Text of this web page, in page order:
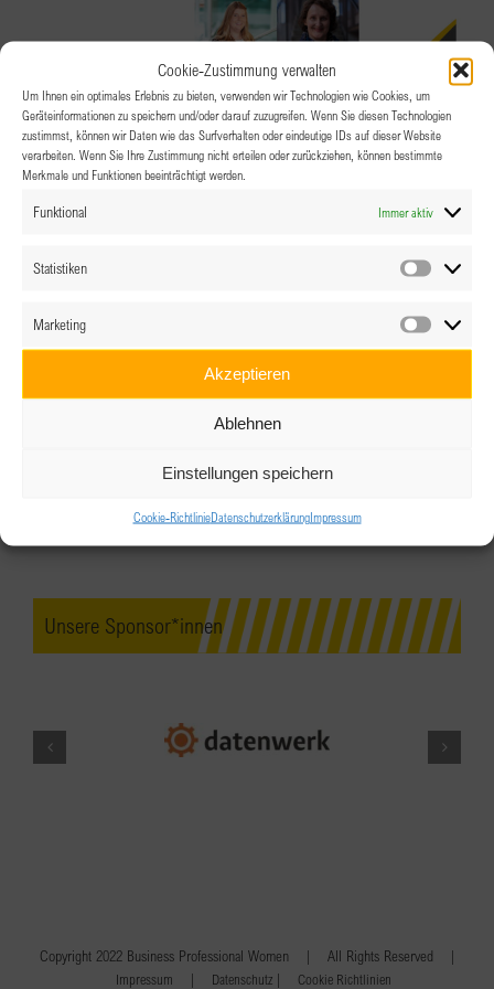
Cookie-Zustimmung verwalten
Um Ihnen ein optimales Erlebnis zu bieten, verwenden wir Technologien wie Cookies, um
Geräteinformationen zu speichern und/oder darauf zuzugreifen. Wenn Sie diesen Technologien
zustimmst, können wir Daten wie das Surfverhalten oder eindeutige IDs auf dieser Website
verarbeiten. Wenn Sie Ihre Zustimmung nicht erteilen oder zurückziehen, können bestimmte
Merkmale und Funktionen beeinträchtigt werden.
Funktional Immer aktiv
Statistiken
Marketing
Akzeptieren
Ablehnen
Einstellungen speichern
Cookie-RichtlinieDatenschutzerklärungImpressum
Hotel SevenKleinsattelstraße 4, Villach
Unsere Sponsor*innen
Copyright 2022 Business Professional Women | All Rights Reserved |
Impressum | Datenschutz | Cookie Richtlinien